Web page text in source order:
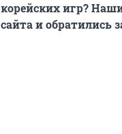
корейских игр?
сайта и обратились